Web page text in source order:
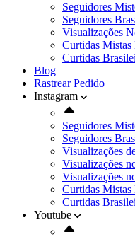
Seguidores
Seguidores
Visualizações
Curtidas
Curtidas
Blog
Rastrear Pedido
Instagram
Seguidores
Seguidores
Visualizações
Visualizações
Visualizações
Curtidas Mistas
Curtidas
Youtube